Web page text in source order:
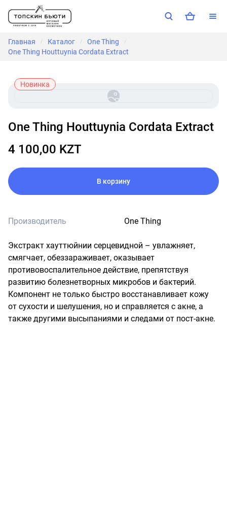
Главная / Каталог / One Thing /
One Thing Houttuynia Cordata Extract
Новинка
One Thing Houttuynia Cordata Extract
4 100,00 KZT
В корзину
Производитель One Thing
Экстракт хауттюйнии серцевидной – увлажняет,
смягчает, обеззараживает, оказывает
противовоспалительное действие, препятствуя
развитию болезнетворных микробов и бактерий.
Компонент не только быстро восстанавливает кожу
от сухости и шелушения, но и справляется с акне, а
также другими высыпаниями и следами от пост-акне.